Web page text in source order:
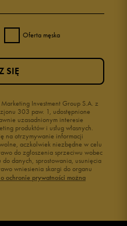
0%
0%
Oferta męska
Investment Group S.A. z
303 paw. 1, udostępnione
uzasadnionym interesie
produktów i usług własnych.
na otrzymywanie informacji
aczkolwiek niezbędne w celu
do zgłoszenia sprzeciwu wobec
danych, sprostowania, usunięcia
wniesienia skargi do organu
ochronie prywatności można
SIĘ